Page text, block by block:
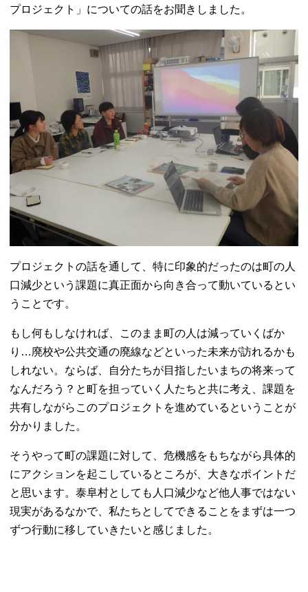
プロジェクト」についての話をお聞きしました。
プロジェクトの話を通して、特に印象的だったのは町の人
口減少という課題に真正面から向き合って動いているとい
うことです。
もし何もしなければ、このまま町の人は減っていくばか
り…廃校や公共交通の廃線などといった未来が訪れるかも
しれない。ならば 、自分たちが目指したいまちの将来って
なんだろう？と町を担っていく人たちと共に考え、課題を
共有しながらこのプロジェクトを進めているということが
分かりました。
そうやって町の課題に対して、危機感をもちながら具体的
にアクションを起こしているところが、大きなポイントだ
と思います。泰阜村としても人口減少など他人事ではない
現実があるなかで、私たちとしてできることをまずは一つ
ずつ行動に移していきたいと感じました。